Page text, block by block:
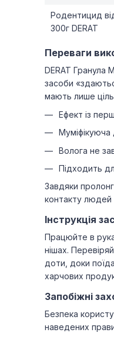
Родентицид
300г DERAT
Переваги
DERAT Гранула
засоби
мають лише
Ефект із
Муміфікуюча
Волога не
Підходить
Завдяки
контакту людей
Інструкція
Працюйте в
нішах.
доти, доки
харчових
Запобіжні
Безпека
наведених